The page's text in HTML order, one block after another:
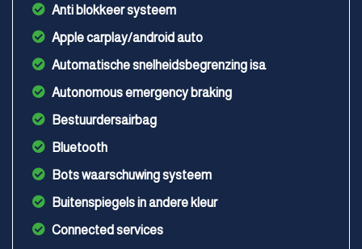
Anti blokkeer systeem
Apple carplay/android auto
Automatische snelheidsbegrenzing isa
Autonomous emergency braking
Bestuurdersairbag
Bluetooth
Bots waarschuwing systeem
Buitenspiegels in andere kleur
Connected services